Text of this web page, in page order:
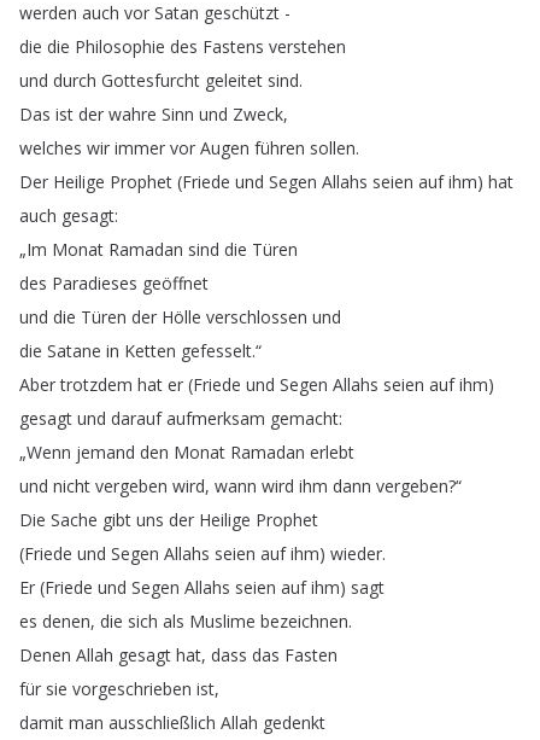
werden auch vor Satan geschützt -
die die Philosophie des Fastens verstehen
und durch Gottesfurcht geleitet sind.
Das ist der wahre Sinn und Zweck,
welches wir immer vor Augen führen sollen.
Der Heilige Prophet (Friede und Segen Allahs seien auf ihm) hat
auch gesagt:
„Im Monat Ramadan sind die Türen
des Paradieses geöffnet
und die Türen der Hölle verschlossen und
die Satane in Ketten gefesselt.“
Aber trotzdem hat er (Friede und Segen Allahs seien auf ihm)
gesagt und darauf aufmerksam gemacht:
„Wenn jemand den Monat Ramadan erlebt
und nicht vergeben wird, wann wird ihm dann vergeben?“
Die Sache gibt uns der Heilige Prophet
(Friede und Segen Allahs seien auf ihm) wieder.
Er (Friede und Segen Allahs seien auf ihm) sagt
es denen, die sich als Muslime bezeichnen.
Denen Allah gesagt hat, dass das Fasten
für sie vorgeschrieben ist,
damit man ausschließlich Allah gedenkt